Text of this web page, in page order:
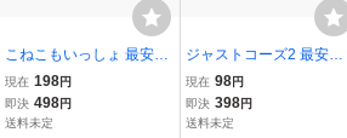
こねこもいっしょ 最安販
売！ １円スタート 帯 チラ
シ 付 美品
現在 198円
即決 498円
送料未定
ジャストコーズ2 最安販
売！ 商品説明必読！ 良品
現在 98円
即決 398円
送料未定